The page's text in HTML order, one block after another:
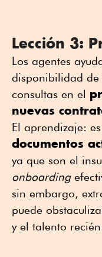
Lección 3:
Los agentes
disponibilidad
consultas en el
nuevas
El aprendizaje:
documentos
ya que son el
onboarding
sin embargo,
puede
y el talento